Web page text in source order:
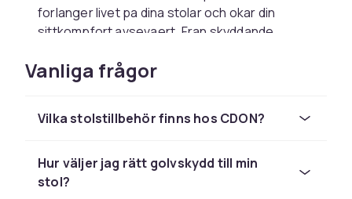
forlanger livet pa dina stolar och okar din
sittkompfort avsevaert. Fran skyddande
hojdjusteringssatser - hos CDON hittar du ett
stort sortiment av tillbehor for alla typer av
kontorsstolar, köksstolar, barstolar eller
Att investera i ratt stolstillbehor kan gora stor
skillnad, saval ekonomiskt som
Vanliga frågor
Vilka stolstillbehör finns hos CDON?
Hur väljer jag rätt golvskydd till min
stol?